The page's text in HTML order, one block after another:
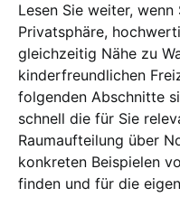
Lesen Sie weiter,
Privatsphäre,
gleichzeitig Nähe zu
kinderfreundlichen
folgenden Abschnitte
schnell die für Sie
Raumaufteilung über
konkreten Beispielen
finden und für die